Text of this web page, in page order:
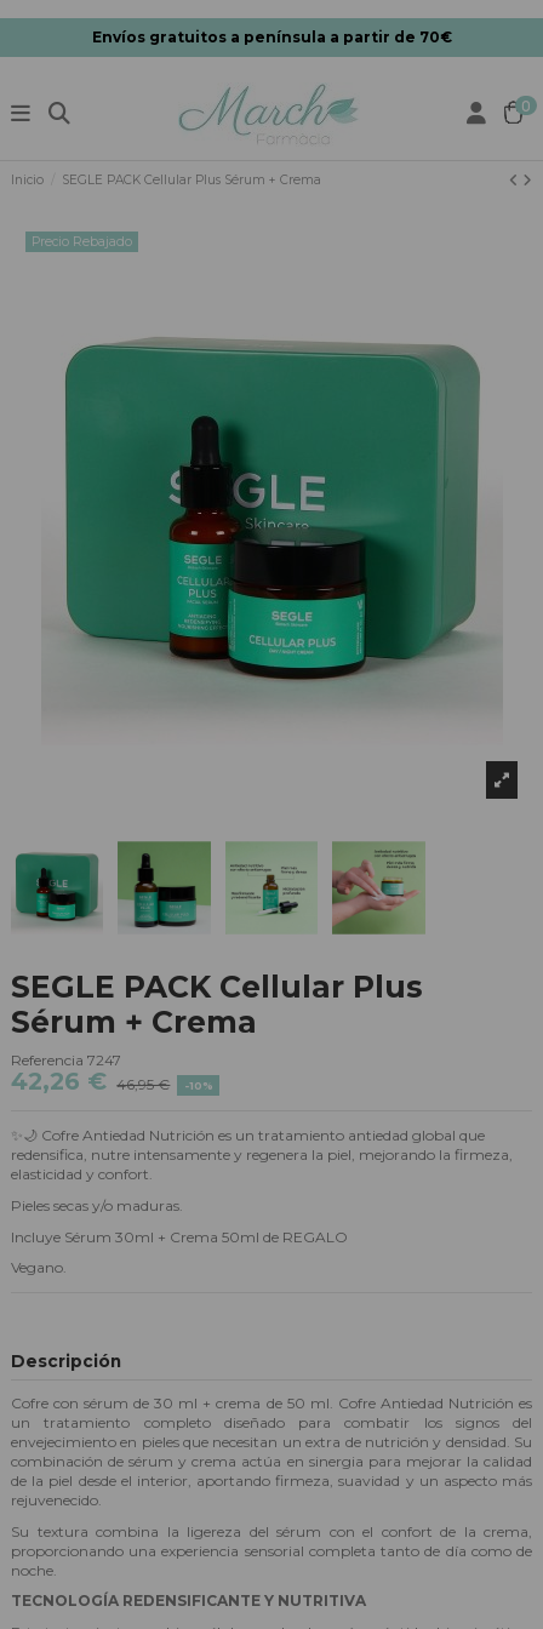
Envíos gratuitos a península a partir de 70€
0
Inicio SEGLE PACK Cellular Plus Sérum + Crema
Precio Rebajado
SEGLE PACK Cellular Plus
Sérum + Crema
Referencia 7247
42,26 € 46,95 € -10%
✨🌙 Cofre Antiedad Nutrición es un tratamiento antiedad global que
redensifica, nutre intensamente y regenera la piel, mejorando la firmeza,
elasticidad y confort.
Pieles secas y/o maduras.
Incluye Sérum 30ml + Crema 50ml de REGALO
Vegano.
Descripción
Cofre con sérum de 30 ml + crema de 50 ml. Cofre Antiedad Nutrición es
un tratamiento completo diseñado para combatir los signos del
envejecimiento en pieles que necesitan un extra de nutrición y densidad. Su
combinación de sérum y crema actúa en sinergia para mejorar la calidad
de la piel desde el interior, aportando firmeza, suavidad y un aspecto más
rejuvenecido.
Su textura combina la ligereza del sérum con el confort de la crema,
proporcionando una experiencia sensorial completa tanto de día como de
noche.
TECNOLOGÍA REDENSIFICANTE Y NUTRITIVA